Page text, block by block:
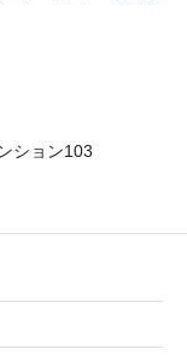
ション103